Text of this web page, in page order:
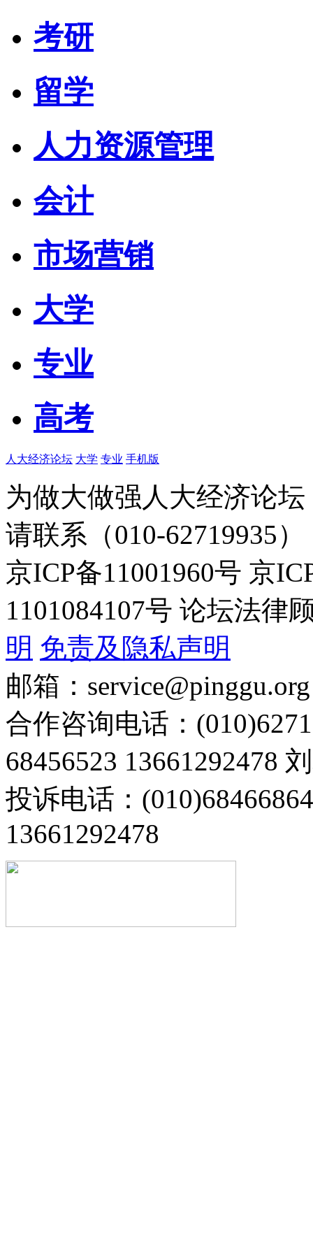
考研
留学
人力资源管理
会计
市场营销
大学
专业
高考
人大经济论坛 大学 专业 手机版
为做大做强人大经济论
请联系（010-62719935）
京ICP备11001960号 京
1101084107号 论坛法律
明 免责及隐私声明
邮箱：service@pinggu.org
合作咨询电话：
68456523 13661292478
投诉电话：
13661292478